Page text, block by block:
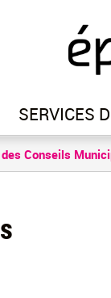
SERVICES
Conseils